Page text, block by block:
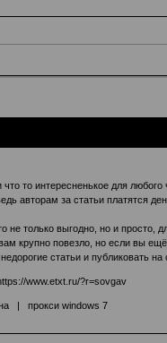
то интересненькое для
авторам за статьи платятся
только выгодно, но и просто,
крупно повезло, но если вы
статьи и публиковать на
www.etxt.ru/?r=sovgav
| прокси windows 7